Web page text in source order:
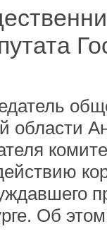
области
Об